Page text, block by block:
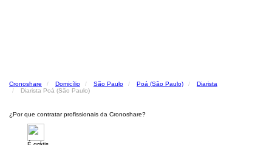
Cronoshare Domicílio São Paulo Poá (São Paulo)
Diarista
Diarista Poá (São Paulo)
¿Por que contratar profissionais da Cronoshare?